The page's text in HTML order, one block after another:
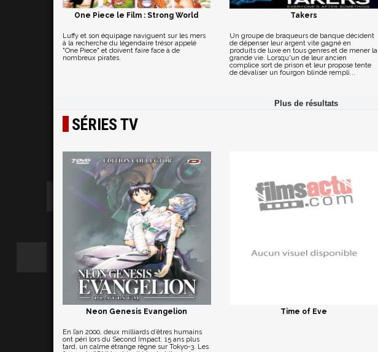
One Piece le Film : Strong World
Luffy et son équipage naviguent sur les mers
à la recherche du légendaire trésor appelé
"One Piece" et doivent faire face à de
nombreux pirates.
Takers
Un groupe de braqueurs de banque décident
de dépenser leur argent vite gagné en
produits de luxe en tous genres et de mener la
grande vie. Lorsqu'un de leur ancien
complice sort de prison et leur propose tente
de dévaliser un fourgon blindé rempli...
SÉRIES TV
Neon Genesis Evangelion
En l’an 2000, deux milliards d’êtres humains
ont péri lors du Second Impact. 15 ans plus
tard, un calme étrange règne sur Tokyo-3. Les
Time of Eve